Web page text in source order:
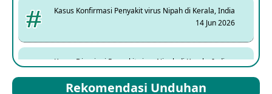
Kasus Konfirmasi Penyakit virus Nipah di Kerala, India
14 Jun 2026
Kasus Dicurigai Penyakit virus Nipah di Kerala, India
Rekomendasi Unduhan